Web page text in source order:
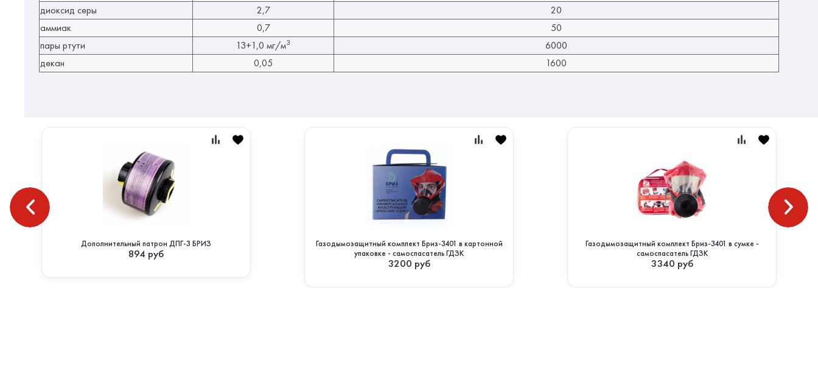
диоксид серы
2,7
20
аммиак
0,7
50
пары ртути
13+1,0 мг/м3
6000
декан
0,05 1600
Дополнительный патрон ДПГ-3 БРИЗ
894 руб
Газодымозащитный комплект Бриз-3401 в картонной
упаковке - самоспасатель ГДЗК
3200 руб
Газодымозащитный комплект Бриз-3401 в сумке -
самоспасатель ГДЗК
3340 руб